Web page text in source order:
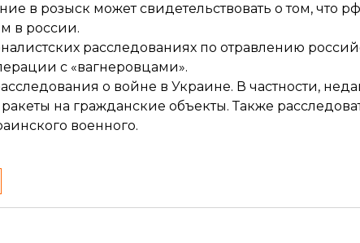
в розыск может свидетельствовать о том, что
в россии.
расследованиях по отравлению
с «вагнеровцами».
о войне в Украине. В частности,
на гражданские объекты. Также
военного.